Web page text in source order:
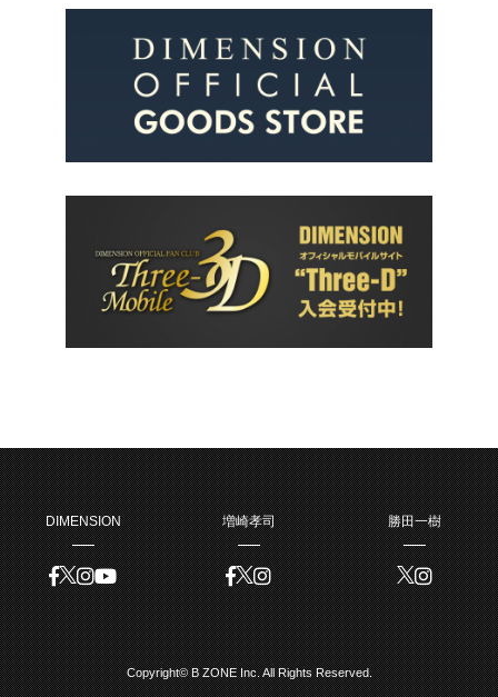
DIMENSION 増崎孝司 勝田一樹
Copyright© B ZONE Inc. All Rights Reserved.